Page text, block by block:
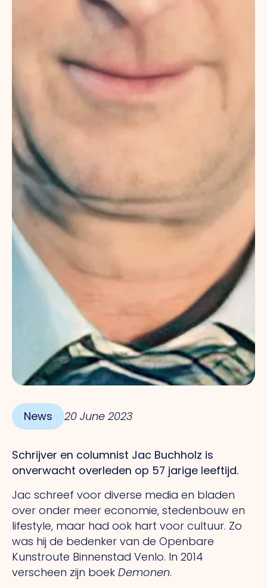
News 20 June 2023
Schrijver en columnist Jac Buchholz is
onverwacht overleden op 57 jarige leeftijd.
Jac schreef voor diverse media en bladen
over onder meer economie, stedenbouw en
lifestyle, maar had ook hart voor cultuur. Zo
was hij de bedenker van de Openbare
Kunstroute Binnenstad Venlo. In 2014
verscheen zijn boek Demonen.